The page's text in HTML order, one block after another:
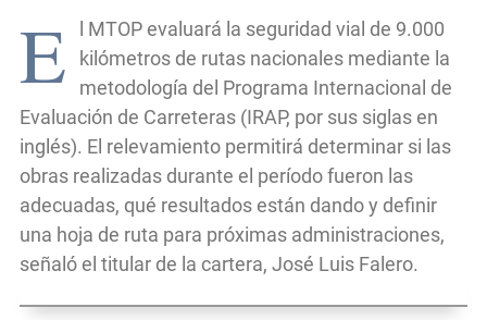
E
l MTOP evaluará la seguridad vial de 9.000
kilómetros de rutas nacionales mediante la
metodología del Programa Internacional de
Evaluación de Carreteras (IRAP, por sus siglas en
inglés). El relevamiento permitirá determinar si las
obras realizadas durante el período fueron las
adecuadas, qué resultados están dando y definir
una hoja de ruta para próximas administraciones,
señaló el titular de la cartera, José Luis Falero.